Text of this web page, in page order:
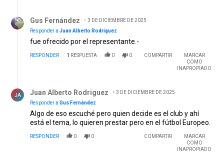
Gus Fernández
3 DE DICIEMBRE DE 2025
Responder a Juan Alberto Rodriguez
fue ofrecido por el representante.-
RESPONDER 1 RESPUESTA 0 0 COMPARTIR
MARCAR
COMO
INAPROPIADO
JA Juan Alberto Rodriguez
3 DE DICIEMBRE DE 2025
Responder a Gus Fernández
Algo de eso escuché pero quien decide es el club y ahí
está el tema, lo quieren prestar pero en el fútbol Europeo.
RESPONDER 0 0 COMPARTIR
MARCAR
COMO
INAPROPIADO